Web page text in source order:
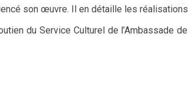
son œuvre. Il en détaille les
du Service Culturel de l’Ambassade